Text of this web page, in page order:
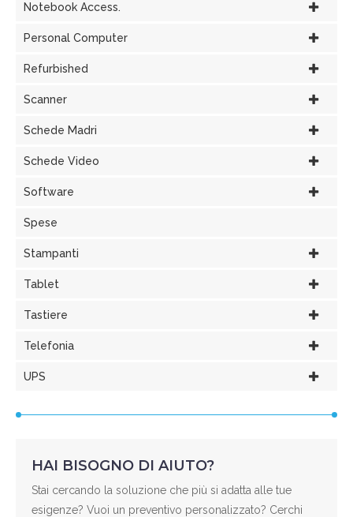
Notebook Access.
Personal Computer
Refurbished
Scanner
Schede Madri
Schede Video
Software
Spese
Stampanti
Tablet
Tastiere
Telefonia
UPS
HAI BISOGNO DI AIUTO?
Stai cercando la soluzione che più si adatta alle tue
esigenze? Vuoi un preventivo personalizzato? Cerchi